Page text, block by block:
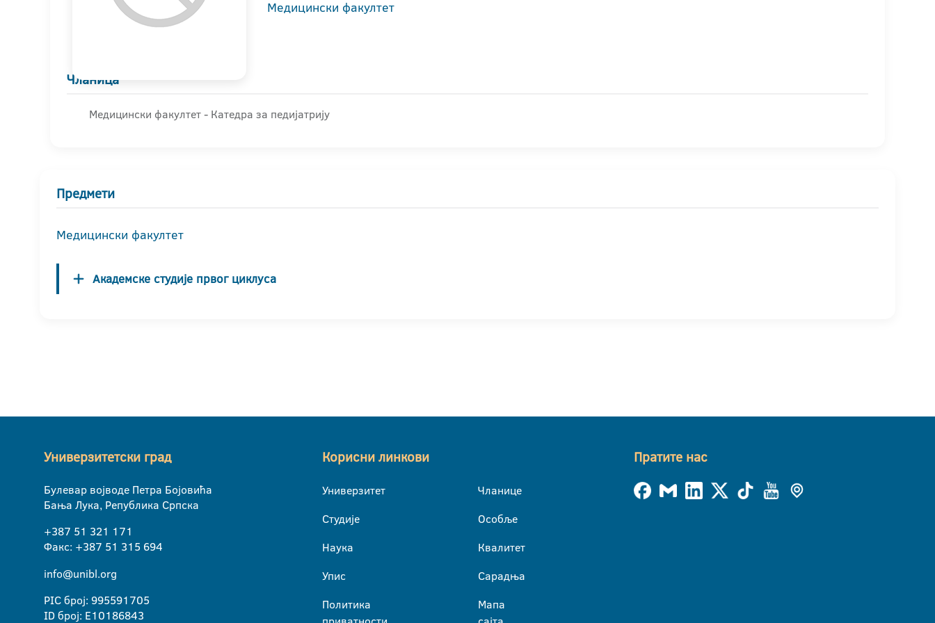
Медицински факултет
Чланица
Медицински факултет - Катедра за педијатрију
Предмети
Медицински факултет
Академске студије првог циклуса
Универзитетски град
Булевар војводе Петра Бојовића
Бања Лука, Република Српска
+387 51 321 171
Факс: +387 51 315 694
info@unibl.org
PIC број: 995591705
ID број: E10186843
Корисни линкови
Универзитет
Студије
Наука
Упис
Политика
Чланице
Особље
Квалитет
Сарадња
Мапа
Пратите нас